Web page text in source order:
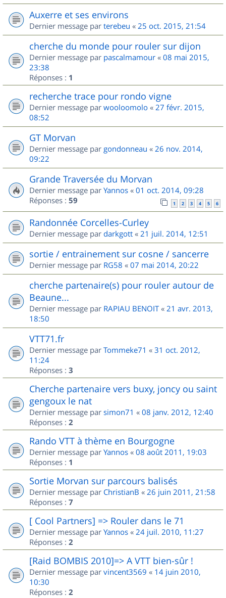
Auxerre et ses environs
Dernier message par terebeu « 25 oct. 2015, 21:54
cherche du monde pour rouler sur dijon
Dernier message par pascalmamour « 08 mai 2015,
23:38
Réponses : 1
recherche trace pour rondo vigne
Dernier message par wooloomolo « 27 févr. 2015,
08:52
GT Morvan
Dernier message par gondonneau « 26 nov. 2014,
09:22
Grande Traversée du Morvan
Dernier message par Yannos « 01 oct. 2014, 09:28
Réponses : 59 1 2 3 4 5 6
Randonnée Corcelles-Curley
Dernier message par darkgott « 21 juil. 2014, 12:51
sortie / entrainement sur cosne / sancerre
Dernier message par RG58 « 07 mai 2014, 20:22
cherche partenaire(s) pour rouler autour de
Beaune...
Dernier message par RAPIAU BENOIT« 21 avr. 2013,
18:50
VTT71.fr
Dernier message par Tommeke71 « 31 oct. 2012,
11:24
Réponses : 3
Cherche partenaire vers buxy, joncy ou saint
gengoux le nat
Dernier message par simon71 « 08 janv. 2012, 12:40
Réponses : 2
Rando VTT à thème en Bourgogne
Dernier message par Yannos « 08 août 2011, 19:03
Réponses : 1
Sortie Morvan sur parcours balisés
Dernier message par ChristianB « 26 juin 2011, 21:58
Réponses : 7
[ Cool Partners] => Rouler dans le 71
Dernier message par Yannos « 24 juil. 2010, 11:27
Réponses : 2
[Raid BOMBIS 2010]=> A VTT bien-sûr !
Dernier message par vincent3569 « 14 juin 2010,
10:30
Réponses : 2